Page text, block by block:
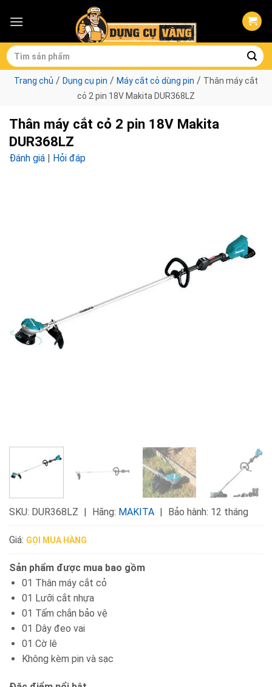
Tìm
kiếm:
Trang chủ / Dụng cụ pin / Máy cắt cỏ dùng pin / Thân máy cắt
cỏ 2 pin 18V Makita DUR368LZ
Thân máy cắt cỏ 2 pin 18V Makita
DUR368LZ
Đánh giá | Hỏi đáp
SKU: DUR368LZ Hãng: MAKITA Bảo hành: 12 tháng
Giá: GỌI MUA HÀNG
Sản phẩm được mua bao gồm
01 Thân máy cắt cỏ
01 Lưỡi cắt nhựa
01 Tấm chắn bảo vệ
01 Dây đeo vai
01 Cờ lê
Không kèm pin và sạc